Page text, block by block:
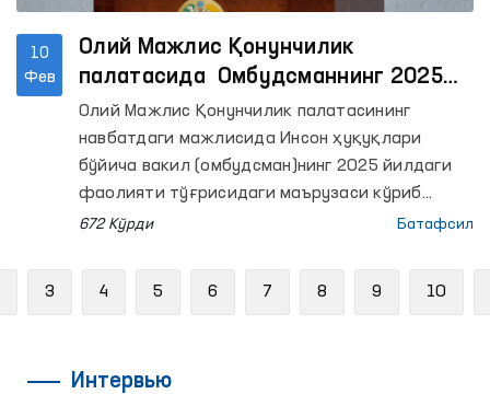
10
Фев
Олий Мажлис Қонунчилик
палатасида Омбудсманнинг 2025
йилги маърузаси кўриб чиқилди
Олий Мажлис Қонунчилик палатасининг
навбатдаги мажлисида Инсон ҳуқуқлари
бўйича вакил (омбудсман)нинг 2025 йилдаги
фаолияти тўғрисидаги маърузаси кўриб
чиқилди.
672 Кўрди Батафсил
3 4 5 6 7 8 9 10
Интервью